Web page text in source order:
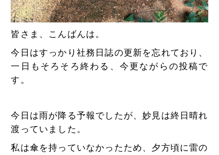
皆さま、こんばんは。
今日はすっかり社務日誌の更新を忘れており、
一日もそろそろ終わる、今更ながらの投稿で
す。
今日は雨が降る予報でしたが、妙見は終日晴れ
渡っていました。
私は傘を持っていなかったため、夕方頃に雷の